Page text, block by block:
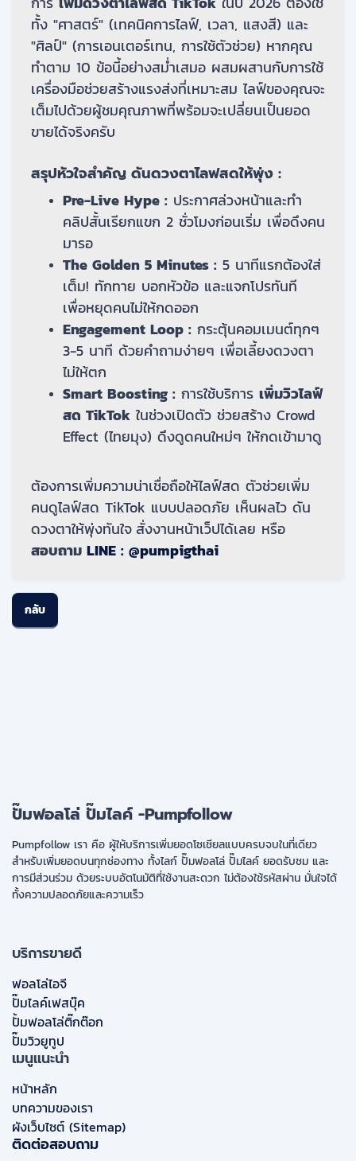
ทั้ง "ศาสตร์" (เทคนิคการไลฟ์, เวลา, แสงสี) และ
"ศิลป์" (การเอนเตอร์เทน, การใช้ตัวช่วย) หากคุณ
ทำตาม 10 ข้อนี้อย่างสม่ำเสมอ ผสมผสานกับการใช้
เครื่องมือช่วยสร้างแรงส่งที่เหมาะสม ไลฟ์ของคุณจะ
เต็มไปด้วยผู้ชมคุณภาพที่พร้อมจะเปลี่ยนเป็นยอด
ขายได้จริงครับ
สรุปหัวใจสำคัญ ดันดวงตาไลฟสดให้พุ่ง :
Pre-Live Hype : ประกาศล่วงหน้าและทำ
คลิปสั้นเรียกแขก 2 ชั่วโมงก่อนเริ่ม เพื่อดึงคน
มารอ
The Golden 5 Minutes : 5 นาทีแรกต้องใส่
เต็ม! ทักทาย บอกหัวข้อ และแจกโปรทันที
เพื่อหยุดคนไม่ให้กดออก
Engagement Loop : กระตุ้นคอมเมนต์ทุกๆ
3-5 นาที ด้วยคำถามง่ายๆ เพื่อเลี้ยงดวงตา
ไม่ให้ตก
Smart Boosting : การใช้บริการ เพิ่มวิวไลฟ์
สด TikTok ในช่วงเปิดตัว ช่วยสร้าง Crowd
Effect (ไทยมุง) ดึงดูดคนใหม่ๆ ให้กดเข้ามาดู
ต้องการเพิ่มความน่าเชื่อถือให้ไลฟ์สด ตัวช่วยเพิ่ม
คนดูไลฟ์สด TikTok แบบปลอดภัย เห็นผลไว ดัน
ดวงตาให้พุ่งทันใจ สั่งงานหน้าเว็ปได้เลย หรือ
สอบถาม LINE : @pumpigthai
กลับ
ปั๊มฟอลโล่ ปั๊มไลค์ -Pumpfollow
Pumpfollow เรา คือ ผู้ให้บริการเพิ่มยอดโซเชียลแบบครบจบในที่เดียว
สำหรับเพิ่มยอดบนทุกช่องทาง ทั้งไลก์ ปั๊มฟอลโล่ ปั๊มไลค์ ยอดรับชม และ
การมีส่วนร่วม ด้วยระบบอัตโนมัติที่ใช้งานสะดวก ไม่ต้องใช้รหัสผ่าน มั่นใจได้
ทั้งความปลอดภัยและความเร็ว
บริการขายดี
ฟอลโล่ไอจี
ปั๊มไลค์เฟสบุ๊ค
ปั้มฟอลโล่ติ๊กต๊อก
ปั๊มวิวยูทูป
เมนูแนะนำ
หน้าหลัก
บทความของเรา
ผังเว็บไซต์ (Sitemap)
ติดต่อสอบถาม